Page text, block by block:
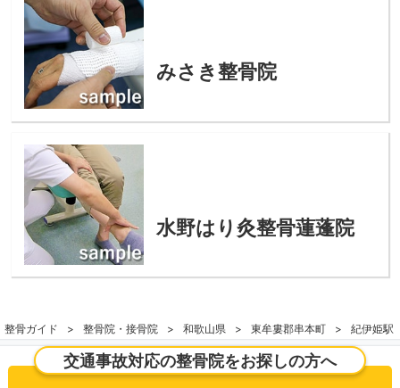
みさき整骨院
水野はり灸整骨蓮蓬院
整骨ガイド 整骨院・接骨院 和歌山県 東牟婁郡串本町 紀伊姫駅
交通事故対応の整骨院をお探しの方へ